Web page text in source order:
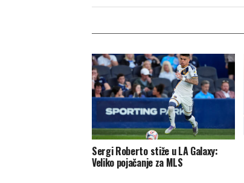
Sergi Roberto stiže u LA Galaxy:
Veliko pojačanje za MLS